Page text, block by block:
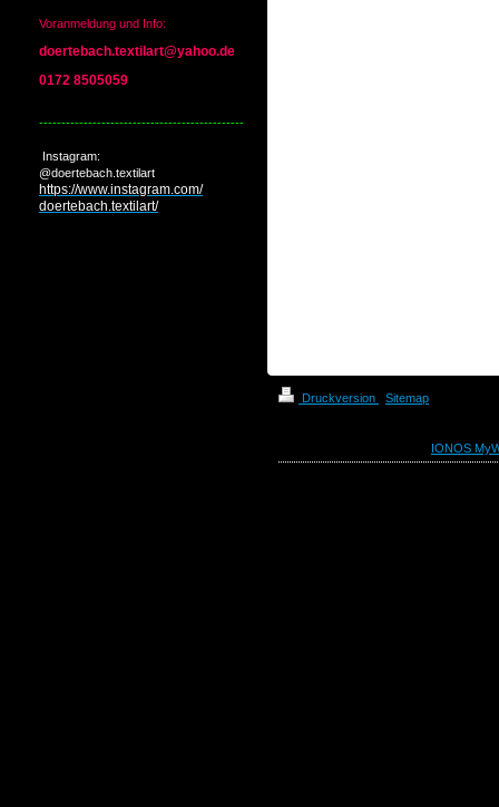
Voranmeldung und Info:
doertebach.textilart@yahoo.de
0172 8505059
----------------------------------------------
Instagram:
@doertebach.textilart
https://www.instagram.com/
doertebach.textilart/
Druckversion
Sitemap
IONOS